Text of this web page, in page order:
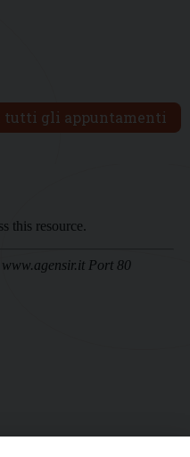
tutti gli appuntamenti